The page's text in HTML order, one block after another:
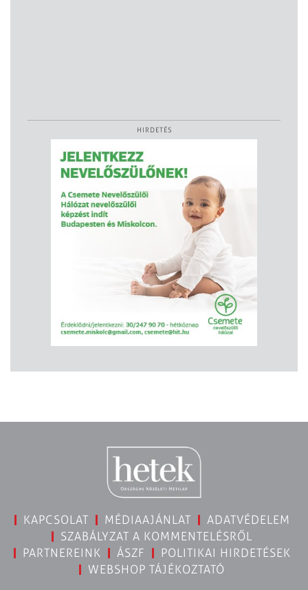
HIRDETÉS
KAPCSOLAT MÉDIAAJÁNLAT
ADATVÉDELEM
SZABÁLYZAT A KOMMENTELÉSRŐL
PARTNEREINK
ÁSZF
POLITIKAI HIRDETÉSEK
WEBSHOP TÁJÉKOZTATÓ